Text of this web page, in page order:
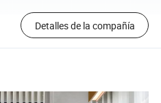
Detalles de la compañía